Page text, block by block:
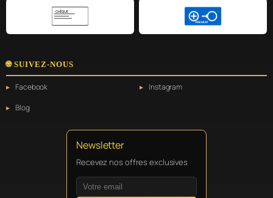
CHÈQUE
VIREMENT
🌐 SUIVEZ-NOUS
Facebook
Instagram
Blog
Newsletter
Recevez nos offres exclusives